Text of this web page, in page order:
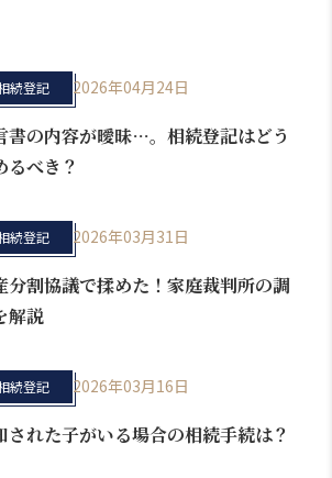
続登記 2026年04月24日
書の内容が曖昧…。相続登記はどう
るべき？
続登記 2026年03月31日
分割協議で揉めた！家庭裁判所の調
解説
続登記 2026年03月16日
された子がいる場合の相続手続は？